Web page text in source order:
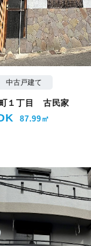
中古戸建て
１丁目 古民家
87.99㎡